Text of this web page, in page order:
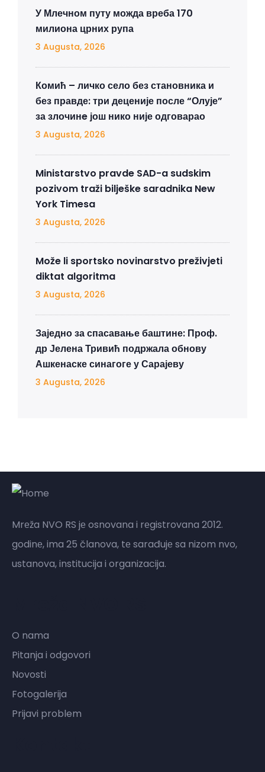
У Млечном путу можда вреба 170
милиона црних рупа
3 Augusta, 2026
Комић – личко село без становника и
без правде: три деценије после “Олује”
за злочинe још нико није одговарао
3 Augusta, 2026
Ministarstvo pravde SAD-a sudskim
pozivom traži bilješke saradnika New
York Timesa
3 Augusta, 2026
Može li sportsko novinarstvo preživjeti
diktat algoritma
3 Augusta, 2026
Заједно за спасавање баштине: Проф.
др Јелена Тривић подржала обнову
Ашкенаске синагоге у Сарајеву
3 Augusta, 2026
Mrеža NVO RS jе osnovana i rеgistrovana 2012.
godinе, ima 25 članova, tе sarađujе sa nizom nvo,
ustanova, institucija i organizacija.
O nama
Pitanja i odgovori
Novosti
Fotogalerija
Prijavi problem